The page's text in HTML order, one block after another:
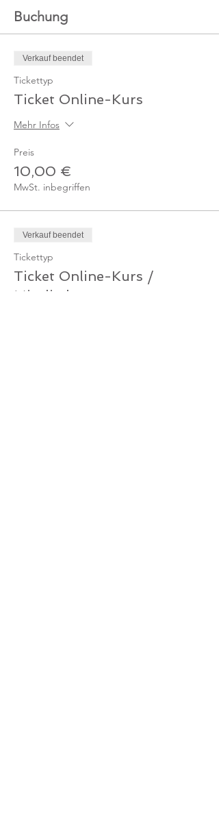
Buchung
Verkauf beendet
Tickettyp
Ticket Online-Kurs
Mehr Infos
Preis
10,00 €
MwSt. inbegriffen
Verkauf beendet
Tickettyp
Ticket Online-Kurs /
Mitglied